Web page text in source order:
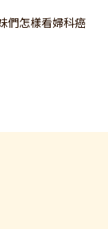
們怎樣看婦科癌